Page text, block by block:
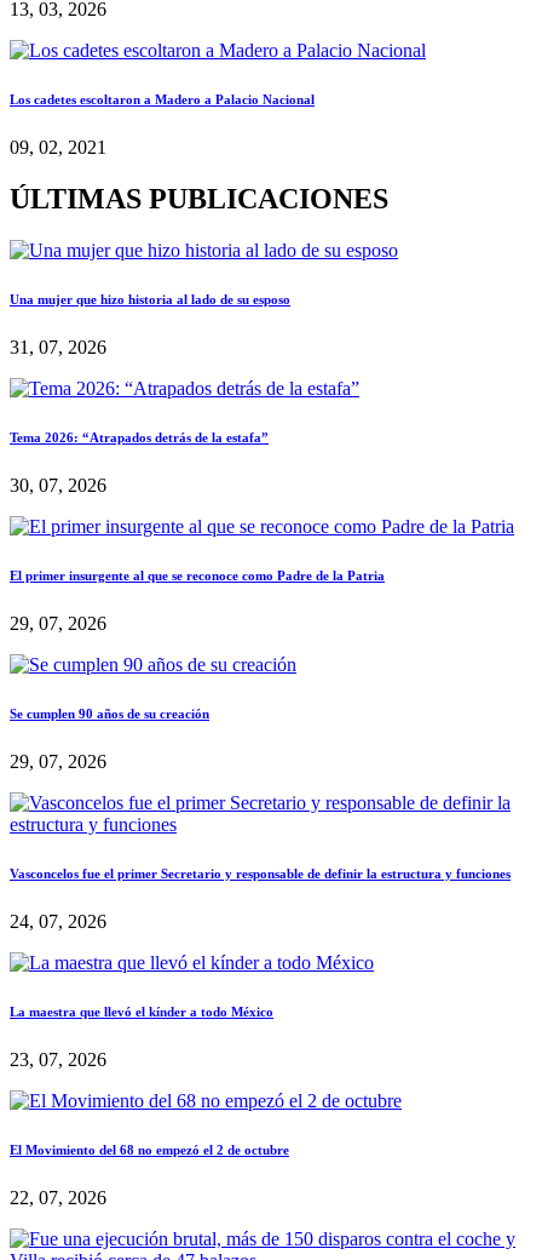
13, 03, 2026
Los cadetes escoltaron a Madero a Palacio Nacional
09, 02, 2021
ÚLTIMAS PUBLICACIONES
Una mujer que hizo historia al lado de su esposo
31, 07, 2026
Tema 2026: “Atrapados detrás de la estafa”
30, 07, 2026
El primer insurgente al que se reconoce como Padre de la Patria
29, 07, 2026
Se cumplen 90 años de su creación
29, 07, 2026
Vasconcelos fue el primer Secretario y responsable de definir la estructura y funciones
24, 07, 2026
La maestra que llevó el kínder a todo México
23, 07, 2026
El Movimiento del 68 no empezó el 2 de octubre
22, 07, 2026